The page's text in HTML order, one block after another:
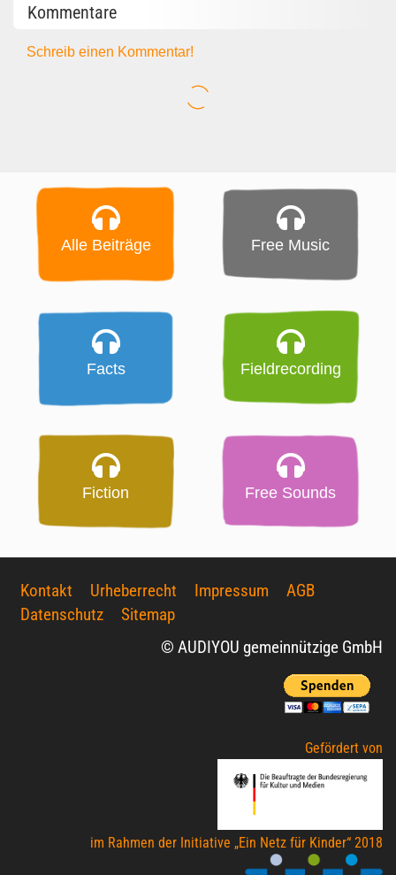
Kommentare
Schreib einen Kommentar!
Alle Beiträge Free Music
Facts Fieldrecording
Fiction Free Sounds
Kontakt Urheberrecht Impressum
AGB
Datenschutz
Sitemap
© AUDIYOU gemeinnützige GmbH
Gefördert von
im Rahmen der Initiative „Ein Netz für Kinder“ 2018